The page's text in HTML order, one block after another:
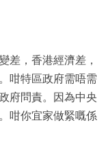
差，香港經濟差，
咁特區政府需唔需
府問責。因為中央
咁你宜家做緊嘅係